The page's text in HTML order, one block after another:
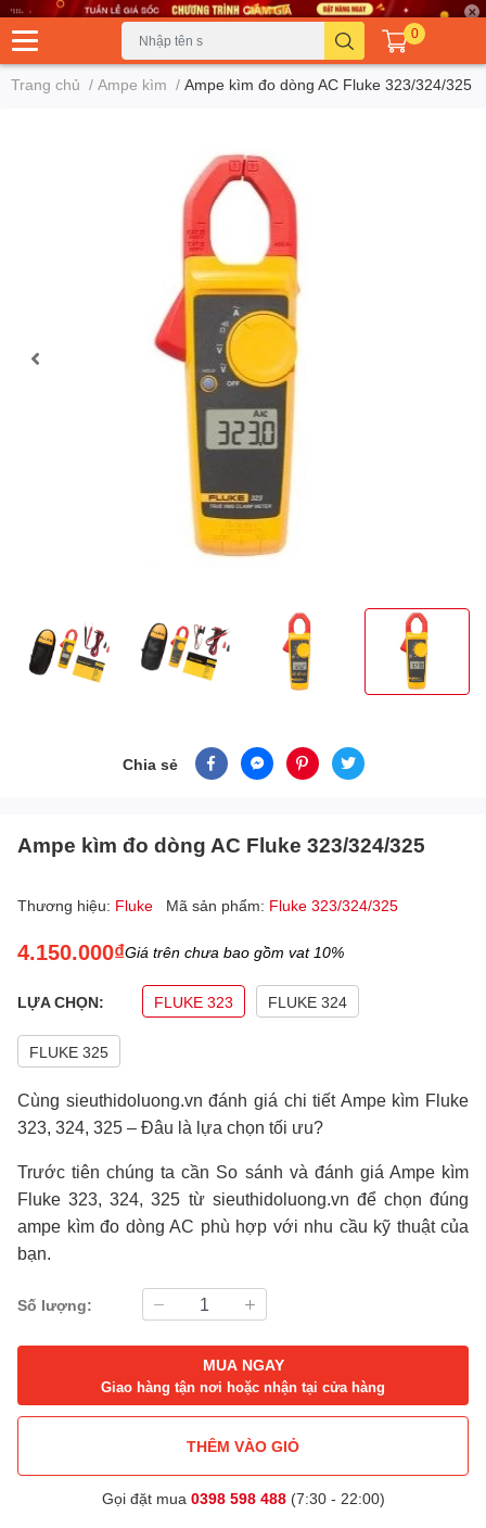
0
Trang chủ / Ampe kìm / Ampe kìm đo dòng AC Fluke 323/324/325
Chia sẻ
Ampe kìm đo dòng AC Fluke 323/324/325
Thương hiệu: Fluke Mã sản phẩm: Fluke 323/324/325
4.150.000₫Giá trên chưa bao gồm vat 10%
LỰA CHỌN: FLUKE 323 FLUKE 324
FLUKE 325
Cùng sieuthidoluong.vn đánh giá chi tiết Ampe kìm Fluke
323, 324, 325 – Đâu là lựa chọn tối ưu?
Trước tiên chúng ta cần So sánh và đánh giá Ampe kìm
Fluke 323, 324, 325 từ sieuthidoluong.vn để chọn đúng
ampe kìm đo dòng AC phù hợp với nhu cầu kỹ thuật của
bạn.
Số lượng:
MUA NGAY
Giao hàng tận nơi hoặc nhận tại cửa hàng
THÊM VÀO GIỎ
Gọi đặt mua 0398 598 488(7:30 - 22:00)